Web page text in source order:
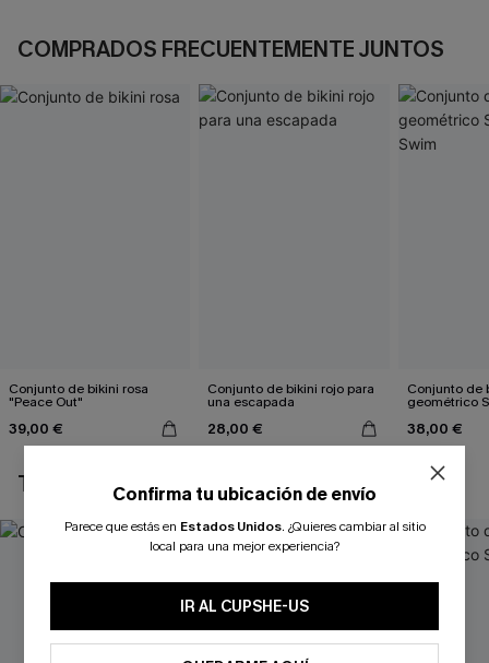
COMPRADOS FRECUENTEMENTE JUNTOS
Conjunto de bikini rosa
"Peace Out"
39,00 €
Conjunto de bikini rojo para
una escapada
28,00 €
Conjunto de
geométrico
38,00 €
TAMBIÉN TE PUEDE GUSTAR
Confirma tu ubicación de envío
Parece que estás en Estados Unidos. ¿Quieres cambiar al sitio
local para una mejor experiencia?
IR AL CUPSHE-US